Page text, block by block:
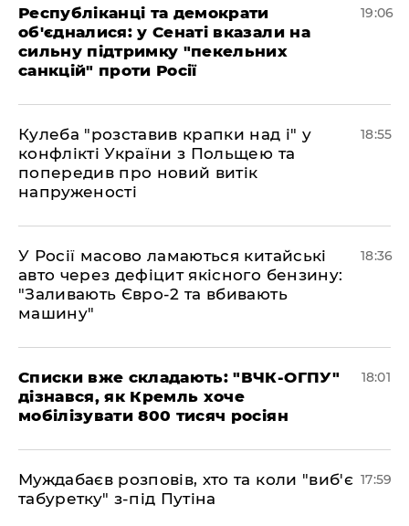
Республіканці та демократи
об'єдналися: у Сенаті вказали на
сильну підтримку "пекельних
санкцій" проти Росії
19:06
Кулеба "розставив крапки над і" у
конфлікті України з Польщею та
попередив про новий витік
напруженості
18:55
У Росії масово ламаються китайські
авто через дефіцит якісного бензину:
"Заливають Євро-2 та вбивають
машину"
18:36
Списки вже складають: "ВЧК-ОГПУ"
дізнався, як Кремль хоче
мобілізувати 800 тисяч росіян
18:01
Муждабаєв розповів, хто та коли "виб'є
табуретку" з-під Путіна
17:59